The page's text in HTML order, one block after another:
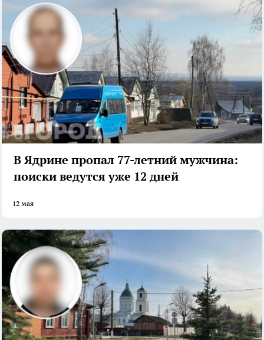
В Ядрине пропал 77-летний мужчина:
поиски ведутся уже 12 дней
12 мая